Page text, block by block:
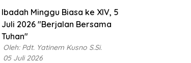
Ibadah Minggu Biasa ke XIV, 5
Juli 2026 "Berjalan Bersama
Tuhan"
Oleh: Pdt. Yatinem Kusno S.Si.
05 Juli 2026